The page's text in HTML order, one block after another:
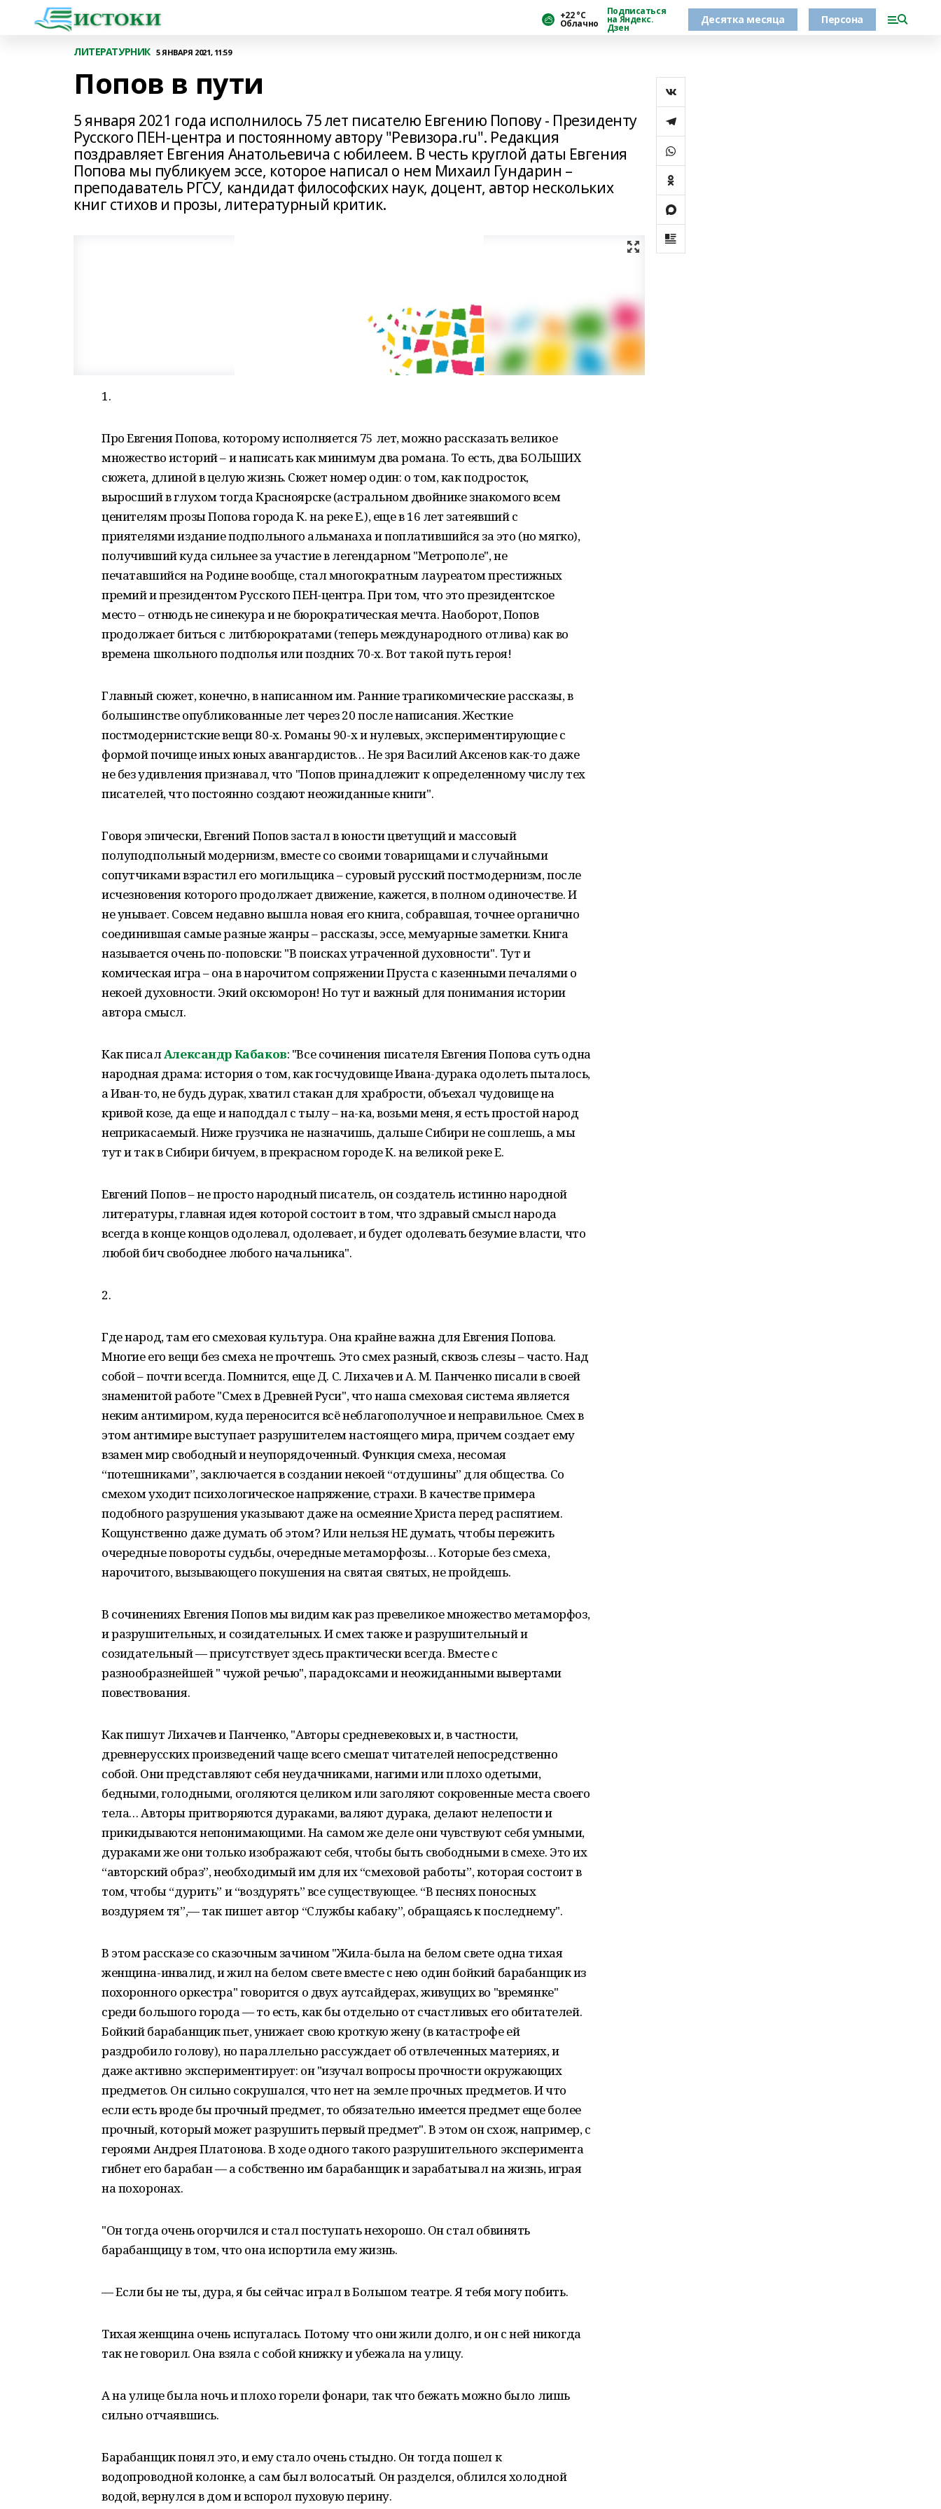
+22 °С
Облачно
Подписаться
на Яндекс.
Дзен
Десятка месяца Персона
ЛИТЕРАТУРНИК 5 ЯНВАРЯ 2021, 11:59
Попов в пути
5 января 2021 года исполнилось 75 лет писателю Евгению Попову - Президенту
Русского ПЕН-центра и постоянному автору "Ревизора.ru". Редакция
поздравляет Евгения Анатольевича с юбилеем. В честь круглой даты Евгения
Попова мы публикуем эссе, которое написал о нем Михаил Гундарин –
преподаватель РГСУ, кандидат философских наук, доцент, автор нескольких
книг стихов и прозы, литературный критик.
1.
Про Евгения Попова, которому исполняется 75 лет, можно рассказать великое
множество историй – и написать как минимум два романа. То есть, два БОЛЬШИХ
сюжета, длиной в целую жизнь. Сюжет номер один: о том, как подросток,
выросший в глухом тогда Красноярске (астральном двойнике знакомого всем
ценителям прозы Попова города К. на реке Е.), еще в 16 лет затеявший с
приятелями издание подпольного альманаха и поплатившийся за это (но мягко),
получивший куда сильнее за участие в легендарном "Метрополе", не
печатавшийся на Родине вообще, стал многократным лауреатом престижных
премий и президентом Русского ПЕН-центра. При том, что это президентское
место – отнюдь не синекура и не бюрократическая мечта. Наоборот, Попов
продолжает биться с литбюрократами (теперь международного отлива) как во
времена школьного подполья или поздних 70-х. Вот такой путь героя!
Главный сюжет, конечно, в написанном им. Ранние трагикомические рассказы, в
большинстве опубликованные лет через 20 после написания. Жесткие
постмодернистские вещи 80-х. Романы 90-х и нулевых, экспериментирующие с
формой почище иных юных авангардистов… Не зря Василий Аксенов как-то даже
не без удивления признавал, что "Попов принадлежит к определенному числу тех
писателей, что постоянно создают неожиданные книги".
Говоря эпически, Евгений Попов застал в юности цветущий и массовый
полуподпольный модернизм, вместе со своими товарищами и случайными
сопутчиками взрастил его могильщика – суровый русский постмодернизм, после
исчезновения которого продолжает движение, кажется, в полном одиночестве. И
не унывает. Совсем недавно вышла новая его книга, собравшая, точнее органично
соединившая самые разные жанры – рассказы, эссе, мемуарные заметки. Книга
называется очень по-поповски: "В поисках утраченной духовности". Тут и
комическая игра – она в нарочитом сопряжении Пруста с казенными печалями о
некоей духовности. Экий оксюморон! Но тут и важный для понимания истории
автора смысл.
Как писалАлександр Кабаков: "Все сочинения писателя Евгения Попова суть одна
народная драма: история о том, как госчудовище Ивана-дурака одолеть пыталось,
а Иван-то, не будь дурак, хватил стакан для храбрости, объехал чудовище на
кривой козе, да еще и наподдал с тылу – на-ка, возьми меня, я есть простой народ
неприкасаемый. Ниже грузчика не назначишь, дальше Сибири не сошлешь, а мы
тут и так в Сибири бичуем, в прекрасном городе К. на великой реке Е.
Евгений Попов – не просто народный писатель, он создатель истинно народной
литературы, главная идея которой состоит в том, что здравый смысл народа
всегда в конце концов одолевал, одолевает, и будет одолевать безумие власти, что
любой бич свободнее любого начальника".
2.
Где народ, там его смеховая культура. Она крайне важна для Евгения Попова.
Многие его вещи без смеха не прочтешь. Это смех разный, сквозь слезы – часто. Над
собой – почти всегда. Помнится, еще Д. С. Лихачев и А. М. Панченко писали в своей
знаменитой работе "Смех в Древней Руси", что наша смеховая система является
неким антимиром, куда переносится всё неблагополучное и неправильное. Смех в
этом антимире выступает разрушителем настоящего мира, причем создает ему
взамен мир свободный и неупорядоченный. Функция смеха, несомая
“потешниками”, заключается в создании некоей “отдушины” для общества. Со
смехом уходит психологическое напряжение, страхи. В качестве примера
подобного разрушения указывают даже на осмеяние Христа перед распятием.
Кощунственно даже думать об этом? Или нельзя НЕ думать, чтобы пережить
очередные повороты судьбы, очередные метаморфозы… Которые без смеха,
нарочитого, вызывающего покушения на святая святых, не пройдешь.
В сочинениях Евгения Попов мы видим как раз превеликое множество метаморфоз,
и разрушительных, и созидательных. И смех также и разрушительный и
созидательный — присутствует здесь практически всегда. Вместе с
разнообразнейшей " чужой речью", парадоксами и неожиданными вывертами
повествования.
Как пишут Лихачев и Панченко, "Авторы средневековых и, в частности,
древнерусских произведений чаще всего смешат читателей непосредственно
собой. Они представляют себя неудачниками, нагими или плохо одетыми,
бедными, голодными, оголяются целиком или заголяют сокровенные места своего
тела… Авторы притворяются дураками, валяют дурака, делают нелепости и
прикидываются непонимающими. На самом же деле они чувствуют себя умными,
дураками же они только изображают себя, чтобы быть свободными в смехе. Это их
“авторский образ”, необходимый им для их “смеховой работы”, которая состоит в
том, чтобы “дурить” и “воздурять” все существующее. “В песнях поносных
воздуряем тя”,— так пишет автор “Службы кабаку”, обращаясь к последнему".
В этом рассказе со сказочным зачином "Жила-была на белом свете одна тихая
женщина-инвалид, и жил на белом свете вместе с нею один бойкий барабанщик из
похоронного оркестра" говорится о двух аутсайдерах, живущих во "времянке"
среди большого города — то есть, как бы отдельно от счастливых его обитателей.
Бойкий барабанщик пьет, унижает свою кроткую жену (в катастрофе ей
раздробило голову), но параллельно рассуждает об отвлеченных материях, и
даже активно экспериментирует: он "изучал вопросы прочности окружающих
предметов. Он сильно сокрушался, что нет на земле прочных предметов. И что
если есть вроде бы прочный предмет, то обязательно имеется предмет еще более
прочный, который может разрушить первый предмет". В этом он схож, например, с
героями Андрея Платонова. В ходе одного такого разрушительного эксперимента
гибнет его барабан — а собственно им барабанщик и зарабатывал на жизнь, играя
на похоронах.
"Он тогда очень огорчился и стал поступать нехорошо. Он стал обвинять
барабанщицу в том, что она испортила ему жизнь.
— Если бы не ты, дура, я бы сейчас играл в Большом театре. Я тебя могу побить.
Тихая женщина очень испугалась. Потому что они жили долго, и он с ней никогда
так не говорил. Она взяла с собой книжку и убежала на улицу.
А на улице была ночь и плохо горели фонари, так что бежать можно было лишь
сильно отчаявшись.
Барабанщик понял это, и ему стало очень стыдно. Он тогда пошел к
водопроводной колонке, а сам был волосатый. Он разделся, облился холодной
водой, вернулся в дом и вспорол пуховую перину.